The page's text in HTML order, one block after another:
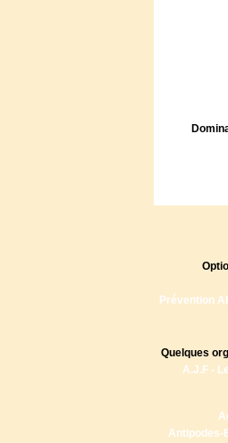
Prévention
Quelques
A.J.F -
Antipodes-